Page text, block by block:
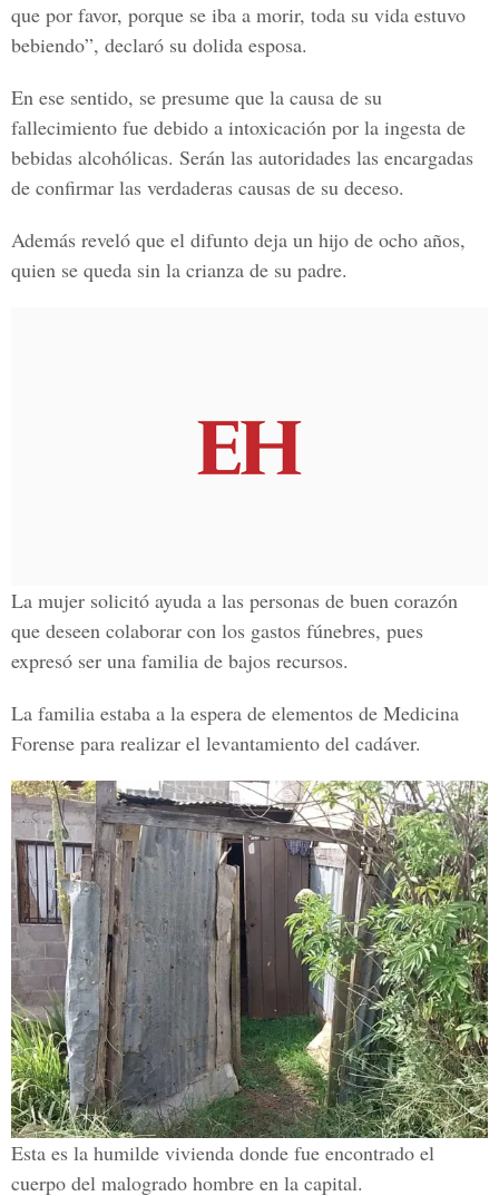
que por favor, porque se iba a morir, toda su vida estuvo
bebiendo”, declaró su dolida esposa.
En ese sentido, se presume que la causa de su
fallecimiento fue debido a intoxicación por la ingesta de
bebidas alcohólicas. Serán las autoridades las encargadas
de confirmar las verdaderas causas de su deceso.
Además reveló que el difunto deja un hijo de ocho años,
quien se queda sin la crianza de su padre.
La mujer solicitó ayuda a las personas de buen corazón
que deseen colaborar con los gastos fúnebres, pues
expresó ser una familia de bajos recursos.
La familia estaba a la espera de elementos de Medicina
Forense para realizar el levantamiento del cadáver.
Esta es la humilde vivienda donde fue encontrado el
cuerpo del malogrado hombre en la capital.